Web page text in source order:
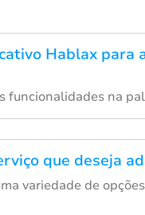
Hablax para
funcionalidades na
que deseja
variedade de